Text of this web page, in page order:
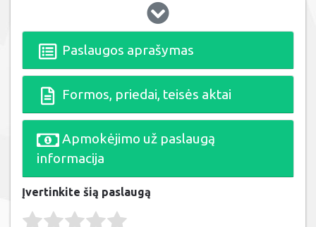
Paslaugos aprašymas
Formos, priedai, teisės aktai
Apmokėjimo už paslaugą
informacija
Įvertinkite šią paslaugą
Rate this item: